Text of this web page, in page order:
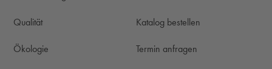
Qualität
Ökologie
Katalog bestellen
Termin anfragen